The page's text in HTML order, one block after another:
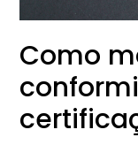
Como